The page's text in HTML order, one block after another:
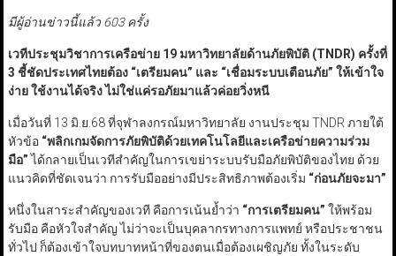
มีผู้อ่านข่าวนี้แล้ว 603 ครั้ง
เวทีประชุมวิชาการเครือข่าย 19มหาวิทยาลัยด้านภัยพิบัติ (TNDR) ครั้งที่
3 ชี้ชัดประเทศไทยต้อง “เตรียมคน” และ “เชื่อมระบบเตือนภัย” ให้เข้าใจ
ง่าย ใช้งานได้จริง ไม่ใช่แค่รอภัยมาแล้วค่อยวิ่งหนี
เมื่อวันที่ 13 มิ.ย.68 ที่จุฬาลงกรณ์มหาวิทยาลัย งานประชุม TNDR ภายใต้
หัวข้อ “พลิกเกมจัดการภัยพิบัติด้วยเทคโนโลยีและเครือข่ายความร่วม
มือ” ได้กลายเป็นเวทีสำคัญในการเขย่าระบบรับมือภัยพิบัติของไทย ด้วย
แนวคิดที่ชัดเจนว่า การรับมืออย่างมีประสิทธิภาพต้องเริ่ม “ก่อนภัยจะมา”
หนึ่งในสาระสำคัญของเวที คือการเน้นย้ำว่า “การเตรียมคน” ให้พร้อม
รับมือ คือหัวใจสำคัญ ไม่ว่าจะเป็นบุคลากรทางการแพทย์ หรือประชาชน
ทั่วไป ก็ต้องเข้าใจบทบาทหน้าที่ของตนเมื่อต้องเผชิญภัย ทั้งในระดับ